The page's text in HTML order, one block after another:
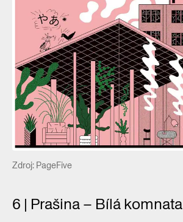
Zdroj: PageFive
6 | Prašina – Bílá komnata